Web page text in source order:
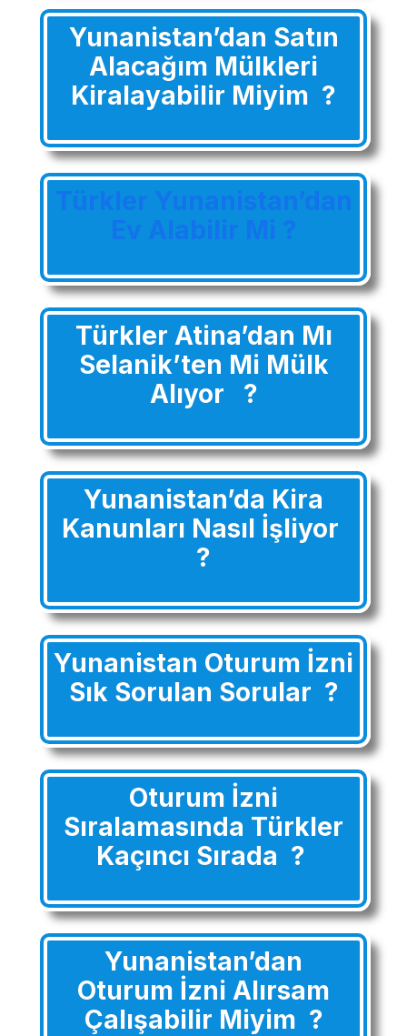
Yunanistan’dan Satın
Alacağım Mülkleri
Kiralayabilir Miyim ?
Türkler Yunanistan’dan
Ev Alabilir Mi ?
Türkler Atina’dan Mı
Selanik’ten Mi Mülk
Alıyor ?
Yunanistan’da Kira
Kanunları Nasıl İşliyor
?
Yunanistan Oturum İzni
Sık Sorulan Sorular ?
Oturum İzni
Sıralamasında Türkler
Kaçıncı Sırada ?
Yunanistan’dan
Oturum İzni Alırsam
Çalışabilir Miyim ?